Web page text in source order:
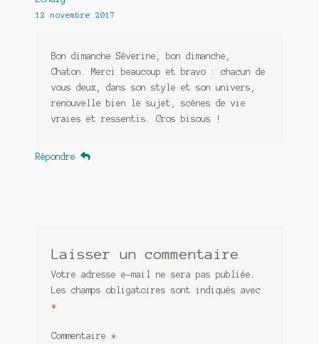
12 novembre 2017
Bon dimanche Séverine, bon dimanche,
Chaton. Merci beaucoup et bravo : chacun de
vous deux, dans son style et son univers,
renouvelle bien le sujet, scènes de vie
vraies et ressentis. Gros bisous !
Répondre
Laisser un commentaire
Votre adresse e-mail ne sera pas publiée.
Les champs obligatoires sont indiqués avec
*
Commentaire *